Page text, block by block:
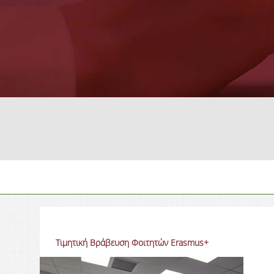
Τιμητική Βράβευση Φοιτητών Erasmus+